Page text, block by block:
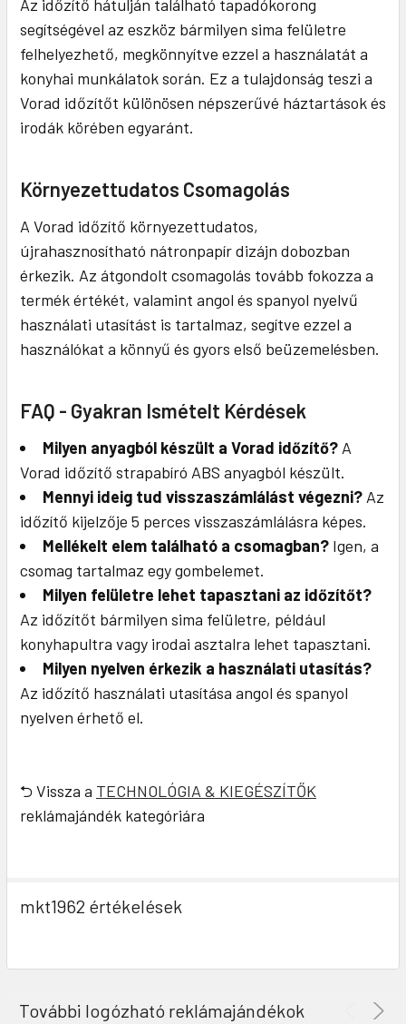
Az időzítő hátulján található tapadókorong
segítségével az eszköz bármilyen sima felületre
felhelyezhető, megkönnyítve ezzel a használatát a
konyhai munkálatok során. Ez a tulajdonság teszi a
Vorad időzítőt különösen népszerűvé háztartások és
irodák körében egyaránt.
Környezettudatos Csomagolás
A Vorad időzítő környezettudatos,
újrahasznosítható nátronpapír dizájn dobozban
érkezik. Az átgondolt csomagolás tovább fokozza a
termék értékét, valamint angol és spanyol nyelvű
használati utasítást is tartalmaz, segítve ezzel a
használókat a könnyű és gyors első beüzemelésben.
FAQ - Gyakran Ismételt Kérdések
Milyen anyagból készült a Vorad időzítő?A
Vorad időzítő strapabíró ABS anyagból készült.
Mennyi ideig tud visszaszámlálást végezni?Az
időzítő kijelzője 5 perces visszaszámlálásra képes.
Mellékelt elem található a csomagban? Igen, a
csomag tartalmaz egy gombelemet.
Milyen felületre lehet tapasztani az időzítőt?
Az időzítőt bármilyen sima felületre, például
konyhapultra vagy irodai asztalra lehet tapasztani.
Milyen nyelven érkezik a használati utasítás?
Az időzítő használati utasítása angol és spanyol
nyelven érhető el.
⮌ Vissza a TECHNOLÓGIA & KIEGÉSZÍTŐK
reklámajándék kategóriára
mkt1962 értékelések
További logózható reklámajándékok